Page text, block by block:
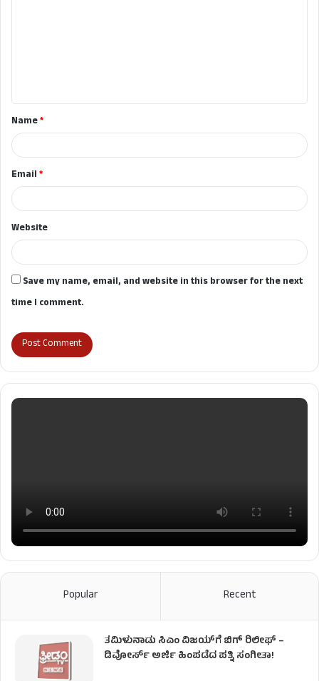
t
*Name*
Email*
Website
Save my name, email, and website in this browser for the next
time I comment.
Popular Recent
ತಮಿಳುನಾಡು ಸಿಎಂ ವಿಜಯ್‌ಗೆ ಬಿಗ್ ರಿಲೀಫ್ –
ಡಿವೋರ್ಸ್ ಅರ್ಜಿ ಹಿಂಪಡೆದ ಪತ್ನಿ ಸಂಗೀತಾ!